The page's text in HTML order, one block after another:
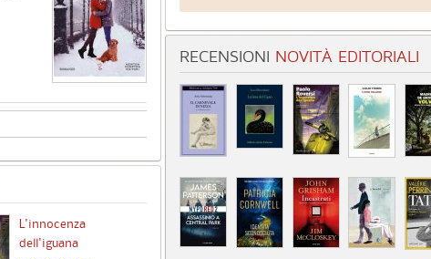
L'innocenza
dell'iguana
Identità sconosciuta
3.3 (1)
RECENSIONI NOVITÀ EDITORIALI